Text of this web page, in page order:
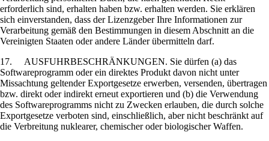
erforderlich sind, erhalten haben bzw. erhalten werden. Sie erklären
sich einverstanden, dass der Lizenzgeber Ihre Informationen zur
Verarbeitung gemäß den Bestimmungen in diesem Abschnitt an die
Vereinigten Staaten oder andere Länder übermitteln darf.
17. AUSFUHRBESCHRÄNKUNGEN. Sie dürfen (a) das
Softwareprogramm oder ein direktes Produkt davon nicht unter
Missachtung geltender Exportgesetze erwerben, versenden, übertragen
bzw. direkt oder indirekt erneut exportieren und (b) die Verwendung
des Softwareprogramms nicht zu Zwecken erlauben, die durch solche
Exportgesetze verboten sind, einschließlich, aber nicht beschränkt auf
die Verbreitung nuklearer, chemischer oder biologischer Waffen.